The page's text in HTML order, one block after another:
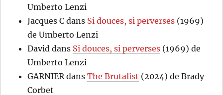
Umberto Lenzi
Jacques C dans Si douces, si perverses (1969)
de Umberto Lenzi
David dans Si douces, si perverses (1969) de
Umberto Lenzi
GARNIER dansThe Brutalist (2024) de Brady
Corbet